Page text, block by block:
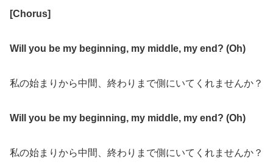
[Chorus]
Will you be my beginning, my middle, my end? (Oh)
私の始まりから中間、終わりまで側にいてくれませんか？
Will you be my beginning, my middle, my end? (Oh)
私の始まりから中間、終わりまで側にいてくれませんか？